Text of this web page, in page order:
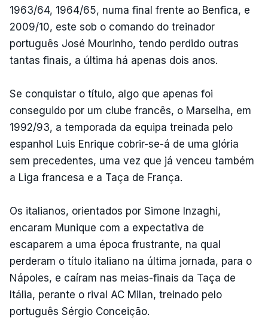
1963/64, 1964/65, numa final frente ao Benfica, e
2009/10, este sob o comando do treinador
português José Mourinho, tendo perdido outras
tantas finais, a última há apenas dois anos.
Se conquistar o título, algo que apenas foi
conseguido por um clube francês, o Marselha, em
1992/93, a temporada da equipa treinada pelo
espanhol Luis Enrique cobrir-se-á de uma glória
sem precedentes, uma vez que já venceu também
a Liga francesa e a Taça de França.
Os italianos, orientados por Simone Inzaghi,
encaram Munique com a expectativa de
escaparem a uma época frustrante, na qual
perderam o título italiano na última jornada, para o
Nápoles, e caíram nas meias-finais da Taça de
Itália, perante o rival AC Milan, treinado pelo
português Sérgio Conceição.